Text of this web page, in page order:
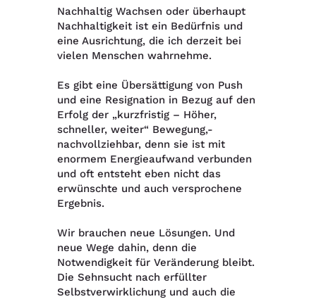
Nachhaltig Wachsen oder überhaupt
Nachhaltigkeit ist ein Bedürfnis und
eine Ausrichtung, die ich derzeit bei
vielen Menschen wahrnehme.
Es gibt eine Übersättigung von Push
und eine Resignation in Bezug auf den
Erfolg der „kurzfristig – Höher,
schneller, weiter“ Bewegung,-
nachvollziehbar, denn sie ist mit
enormem Energieaufwand verbunden
und oft entsteht eben nicht das
erwünschte und auch versprochene
Ergebnis.
Wir brauchen neue Lösungen. Und
neue Wege dahin, denn die
Notwendigkeit für Veränderung bleibt.
Die Sehnsucht nach erfüllter
Selbstverwirklichung und auch die